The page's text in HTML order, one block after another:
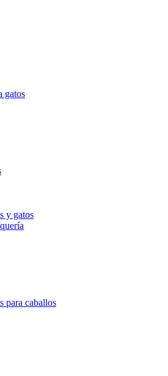
gatos
y gatos
para caballos